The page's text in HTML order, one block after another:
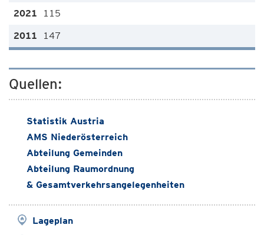
115
147
Quellen:
Statistik Austria
AMS Niederösterreich
Abteilung Gemeinden
Abteilung Raumordnung
& Gesamtverkehrsangelegenheiten
Lageplan